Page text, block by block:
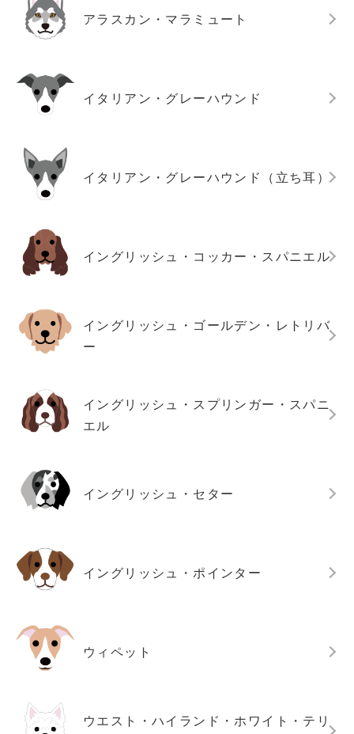
アラスカン・マラミュート
イタリアン・グレーハウンド
イタリアン・グレーハウンド（立ち耳）
イングリッシュ・コッカー・スパニエル
イングリッシュ・ゴールデン・レトリバ
ー
イングリッシュ・スプリンガー・スパニ
エル
イングリッシュ・セター
イングリッシュ・ポインター
ウィペット
ウエスト・ハイランド・ホワイト・テリ